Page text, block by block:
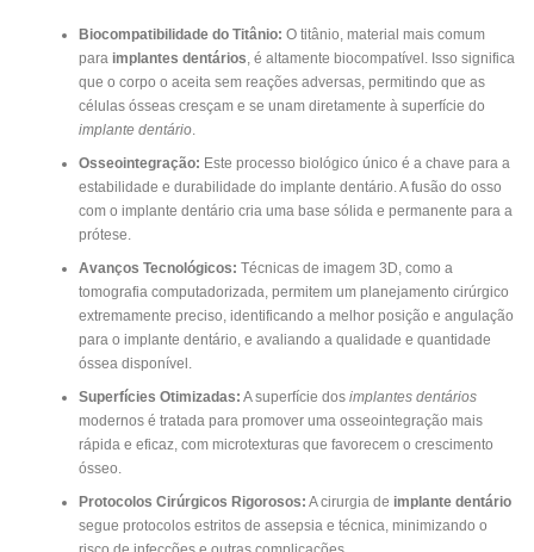
Biocompatibilidade do Titânio: O titânio, material mais comum
para implantes dentários , é altamente biocompatível. Isso significa
que o corpo o aceita sem reações adversas, permitindo que as
células ósseas cresçam e se unam diretamente à superfície do
implante dentário.
Osseointegração: Este processo biológico único é a chave para a
estabilidade e durabilidade do implante dentário. A fusão do osso
com o implante dentário cria uma base sólida e permanente para a
prótese.
Avanços Tecnológicos: Técnicas de imagem 3D, como a
tomografia computadorizada, permitem um planejamento cirúrgico
extremamente preciso, identificando a melhor posição e angulação
para o implante dentário, e avaliando a qualidade e quantidade
óssea disponível.
Superfícies Otimizadas: A superfície dos implantes dentários
modernos é tratada para promover uma osseointegração mais
rápida e eficaz, com microtexturas que favorecem o crescimento
ósseo.
Protocolos Cirúrgicos Rigorosos: A cirurgia de implante dentário
segue protocolos estritos de assepsia e técnica, minimizando o